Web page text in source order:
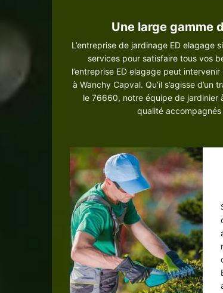
Une large gamme
L’entreprise de jardinage ED elagage
services pour satisfaire tous vos
l’entreprise ED elagage peut
à Wanchy Capval. Qu’il s’agisse
le 76660, notre équipe de jardinier
qualité